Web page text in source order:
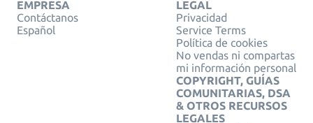
EMPRESA
Contáctanos
Español
LEGAL
Privacidad
Service Terms
Política de cookies
No vendas ni compartas
mi información personal
COPYRIGHT, GUÍAS
COMUNITARIAS, DSA
& OTROS RECURSOS
LEGALES